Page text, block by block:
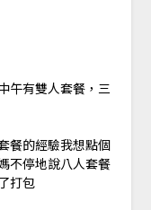
午有雙人套餐，三
餐的經驗我想點個
不停地說八人套餐
打包